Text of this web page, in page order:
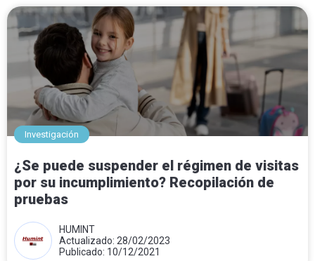
Investigación
¿Se puede suspender el régimen de visitas
por su incumplimiento? Recopilación de
pruebas
HUMINT
Actualizado: 28/02/2023
Publicado: 10/12/2021